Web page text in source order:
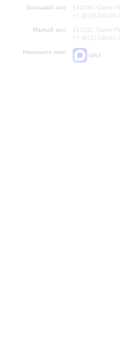
Большой зал:
191186, Санкт-
+7 (812) 240-
Малый зал:
191011, Санкт-
+7 (812) 240-
Напишите нам:
MAX